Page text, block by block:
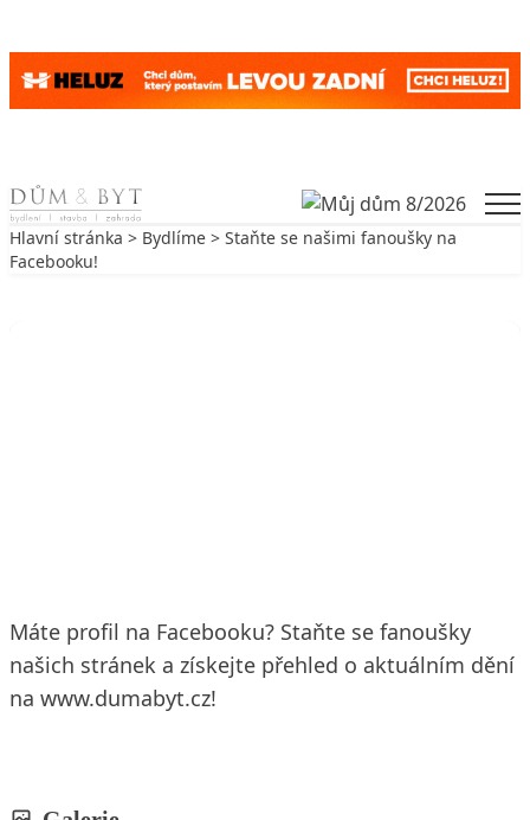
Skip to content
Hlavní stránka > Bydlíme > Staňte se našimi fanoušky na
Facebooku!
Máte profil na Facebooku? Staňte se fanoušky
našich stránek a získejte přehled o aktuálním dění
na www.dumabyt.cz!